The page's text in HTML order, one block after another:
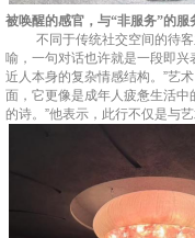
被唤醒的感官，与“非服务”的服
不同于传统社交空间的待客
喻，一句对话也许就是一段即兴
近人本身的复杂情感结构。 ”艺
面，它更像是成年人疲惫生活中
的诗。 ”他表示，此行不仅是与